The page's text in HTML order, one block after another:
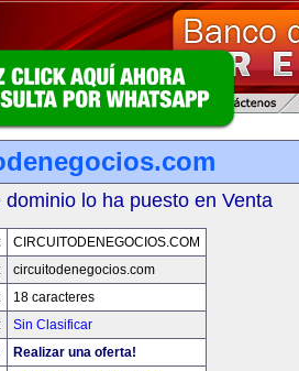
lo ha puesto en Venta
CIRCUITODENEGOCIOS.COM
circuitodenegocios.com
18 caracteres
Sin Clasificar
Realizar una oferta!